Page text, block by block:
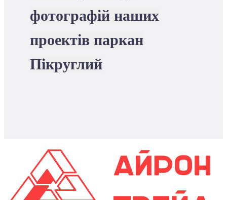
фотографій наших
проектів паркан
Пікруглий